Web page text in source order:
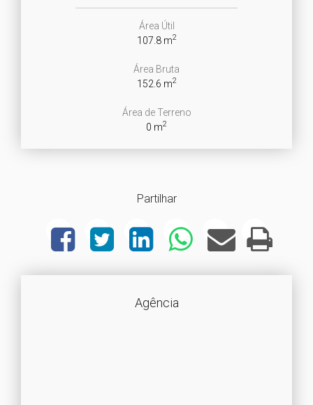
Área Útil
107.8 m2
Área Bruta
152.6 m2
Área de Terreno
0 m2
Partilhar
Agência